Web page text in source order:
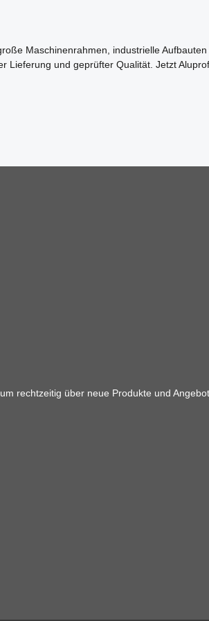
Maschinenrahmen, industrielle
und geprüfter Qualität. Jetzt
rechtzeitig über neue Produkte und